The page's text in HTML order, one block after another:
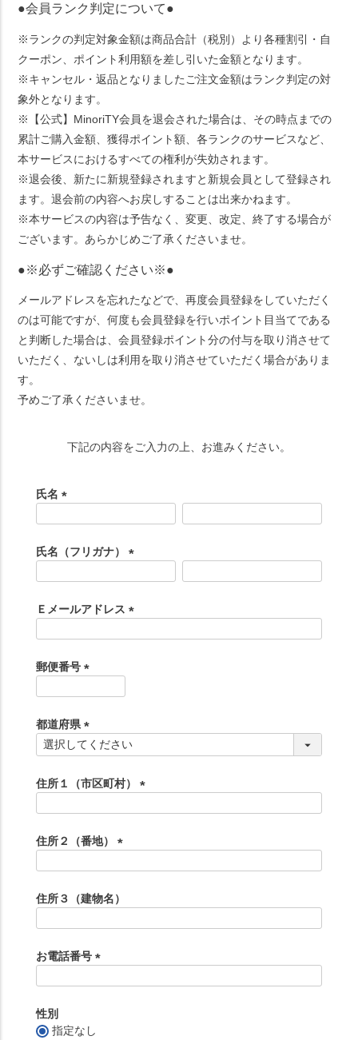
●会員ランク判定について●
※ランクの判定対象金額は商品合計（税別）より各種割引・自
クーポン、ポイント利用額を差し引いた金額となります。
※キャンセル・返品となりましたご注文金額はランク判定の対
象外となります。
※【公式】MinoriTY会員を退会された場合は、その時点までの
累計ご購入金額、獲得ポイント額、各ランクのサービスなど、
本サービスにおけるすべての権利が失効されます。
※退会後、新たに新規登録されますと新規会員として登録され
ます。退会前の内容へお戻しすることは出来かねます。
※本サービスの内容は予告なく、変更、改定、終了する場合が
ございます。あらかじめご了承くださいませ。
●※必ずご確認ください※●
メールアドレスを忘れたなどで、再度会員登録をしていただく
のは可能ですが、何度も会員登録を行いポイント目当てである
と判断した場合は、会員登録ポイント分の付与を取り消させて
いただく、ないしは利用を取り消させていただく場合がありま
す。
予めご了承くださいませ。
下記の内容をご入力の上、お進みください。
氏名
須
)
氏名（フリガナ）
須
)
Ｅメールアドレス
郵便番号
須
)
都道府県
(
須
)
住所１（市区町村）
)
住所２（番地）
須
)
住所３（建物名）
お電話番号
性別
指定なし